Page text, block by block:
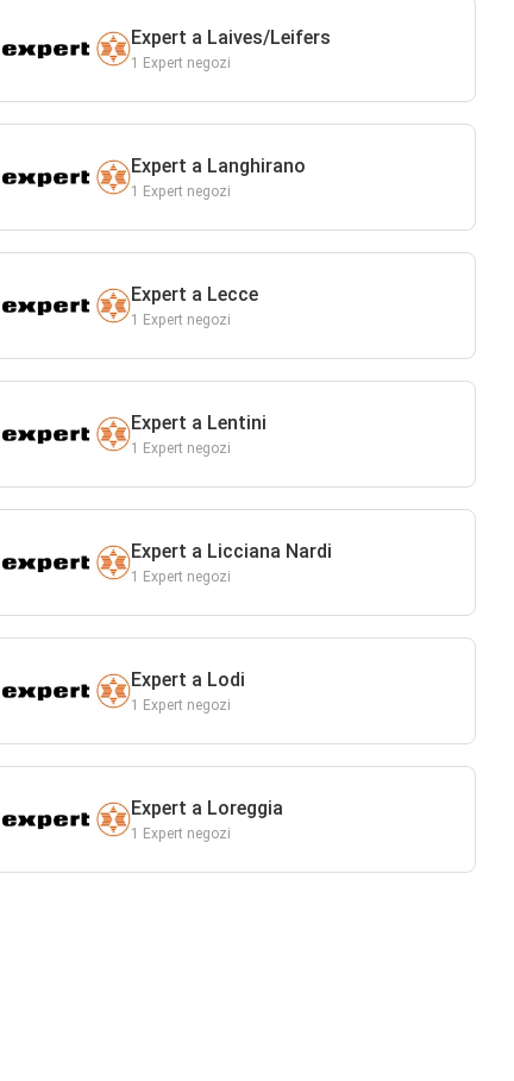
Expert a Laives/Leifers
1 Expert negozi
Expert a Langhirano
1 Expert negozi
Expert a Lecce
1 Expert negozi
Expert a Lentini
1 Expert negozi
Expert a Licciana Nardi
1 Expert negozi
Expert a Lodi
1 Expert negozi
Expert a Loreggia
1 Expert negozi